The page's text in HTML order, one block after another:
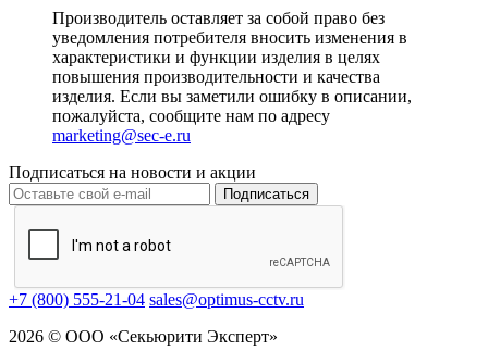
Производитель оставляет за собой право без
уведомления потребителя вносить изменения в
характеристики и функции изделия в целях
повышения производительности и качества
изделия. Если вы заметили ошибку в описании,
пожалуйста, сообщите нам по адресу
marketing@sec-e.ru
Подписаться на новости и акции
Подписаться
+7 (800) 555-21-04 sales@optimus-cctv.ru
2026 © ООО «Секьюрити Эксперт»